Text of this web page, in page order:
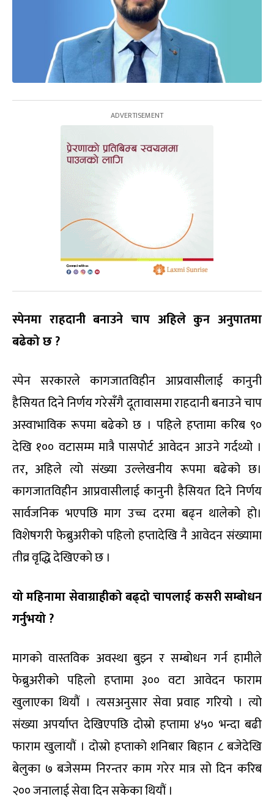
स्पेनमा राहदानी बनाउने चाप अहिले कुन अनुपातमा
बढेको छ?
स्पेन सरकारले कागजातविहीन आप्रवासीलाई कानुनी
हैसियत दिने निर्णय गरेसँगै दूतावासमा राहदानी बनाउने चाप
अस्वाभाविक रूपमा बढेको छ । पहिले हप्तामा करिब ९०
देखि १०० वटासम्म मात्रै पासपोर्ट आवेदन आउने गर्दथ्यो ।
तर, अहिले त्यो संख्या उल्लेखनीय रूपमा बढेको छ।
कागजातविहीन आप्रवासीलाई कानुनी हैसियत दिने निर्णय
सार्वजनिक भएपछि माग उच्च दरमा बढ्न थालेको हो।
विशेषगरी फेब्रुअरीको पहिलो हप्तादेखि नै आवेदन संख्यामा
तीव्र वृद्धि देखिएको छ ।
यो महिनामा सेवाग्राहीको बढ्दो चापलाई कसरी सम्बोधन
गर्नुभयो?
मागको वास्तविक अवस्था बुझ्न र सम्बोधन गर्न हामीले
फेब्रुअरीको पहिलो हप्तामा ३०० वटा आवेदन फाराम
खुलाएका थियौं । त्यसअनुसार सेवा प्रवाह गरियो । त्यो
संख्या अपर्याप्त देखिएपछि दोस्रो हप्तामा ४५० भन्दा बढी
फाराम खुलायौं । दोस्रो हप्ताको शनिबार बिहान ८ बजेदेखि
बेलुका ७ बजेसम्म निरन्तर काम गरेर मात्र सो दिन करिब
२०० जनालाई सेवा दिन सकेका थियौं ।